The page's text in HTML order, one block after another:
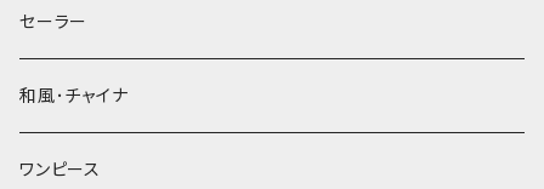
セーラー
和風･チャイナ
ワンピース